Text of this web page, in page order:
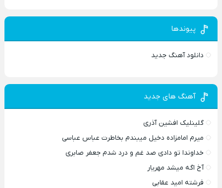
پیوندها
دانلود آهنگ جدید
آهنگ های جدید
گلینلیک افشین آذری
میرم امامزاده دخیل میبندم بخاطرت عباس عباسی
خداوندا تو دادی صد غم و درد شدم جعفر صابری
آخ اگه میشد مهریار
فرشته امید عقابی